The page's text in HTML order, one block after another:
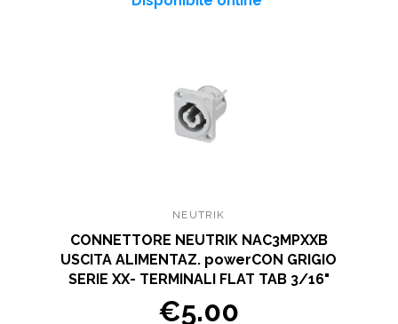
NEUTRIK
CONNETTORE NEUTRIK NAC3MPXXB
USCITA ALIMENTAZ. powerCON GRIGIO
SERIE XX- TERMINALI FLAT TAB 3/16"
€5.00